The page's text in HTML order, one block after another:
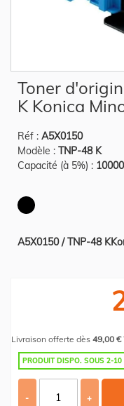
the
beginning
images
gallery
Toner
K Konica
Réf : A5X0150
Modèle : TNP-48 K
Capacité (à 5%) : 10000
A5X0150 / TNP-48
Livraison offerte dès 49,00 €
PRODUIT DISPO. SOUS 2-10
- +